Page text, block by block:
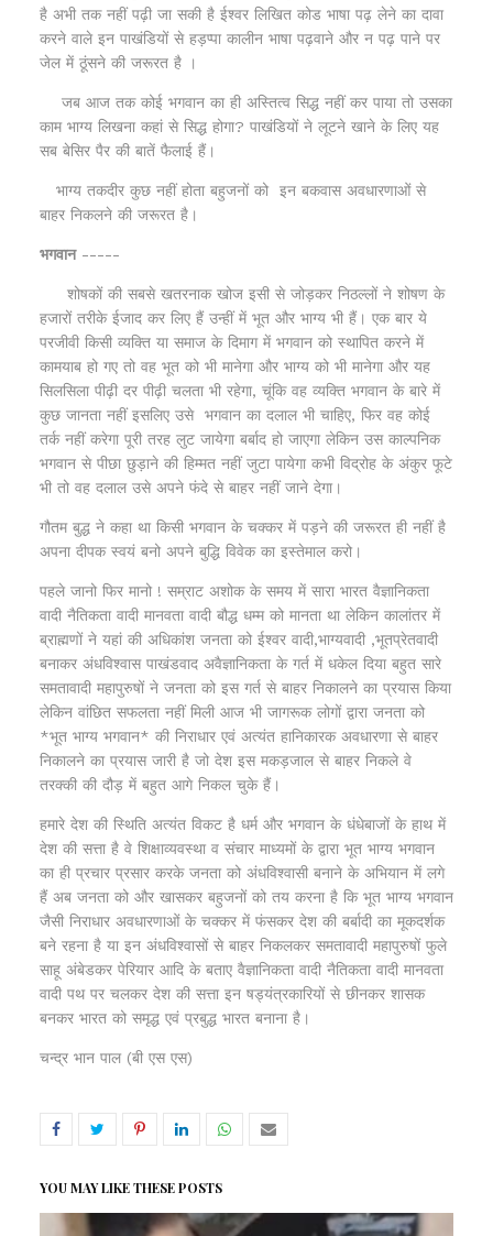
है अभी तक नहीं पढ़ी जा सकी है ईश्वर लिखित कोड भाषा पढ़ लेने का दावा
करने वाले इन पाखंडियों से हड़प्पा कालीन भाषा पढ़वाने और न पढ़ पाने पर
जेल में ठूंसने की जरूरत है ।
जब आज तक कोई भगवान का ही अस्तित्व सिद्ध नहीं कर पाया तो उसका
काम भाग्य लिखना कहां से सिद्ध होगा? पाखंडियों ने लूटने खाने के लिए यह
सब बेसिर पैर की बातें फैलाई हैं।
भाग्य तकदीर कुछ नहीं होता बहुजनों को इन बकवास अवधारणाओं से
बाहर निकलने की जरूरत है।
भगवान-----
शोषकों की सबसे खतरनाक खोज इसी से जोड़कर निठल्लों ने शोषण के
हजारों तरीके ईजाद कर लिए हैं उन्हीं में भूत और भाग्य भी हैं। एक बार ये
परजीवी किसी व्यक्ति या समाज के दिमाग में भगवान को स्थापित करने में
कामयाब हो गए तो वह भूत को भी मानेगा और भाग्य को भी मानेगा और यह
सिलसिला पीढ़ी दर पीढ़ी चलता भी रहेगा, चूंकि वह व्यक्ति भगवान के बारे में
कुछ जानता नहीं इसलिए उसे भगवान का दलाल भी चाहिए, फिर वह कोई
तर्क नहीं करेगा पूरी तरह लुट जायेगा बर्बाद हो जाएगा लेकिन उस काल्पनिक
भगवान से पीछा छुड़ाने की हिम्मत नहीं जुटा पायेगा कभी विद्रोह के अंकुर फूटे
भी तो वह दलाल उसे अपने फंदे से बाहर नहीं जाने देगा।
गौतम बुद्ध ने कहा था किसी भगवान के चक्कर में पड़ने की जरूरत ही नहीं है
अपना दीपक स्वयं बनो अपने बुद्धि विवेक का इस्तेमाल करो।
पहले जानो फिर मानो ! सम्राट अशोक के समय में सारा भारत वैज्ञानिकता
वादी नैतिकता वादी मानवता वादी बौद्ध धम्म को मानता था लेकिन कालांतर में
ब्राह्मणों ने यहां की अधिकांश जनता को ईश्वर वादी,भाग्यवादी ,भूतप्रेतवादी
बनाकर अंधविश्वास पाखंडवाद अवैज्ञानिकता के गर्त में धकेल दिया बहुत सारे
समतावादी महापुरुषों ने जनता को इस गर्त से बाहर निकालने का प्रयास किया
लेकिन वांछित सफलता नहीं मिली आज भी जागरूक लोगों द्वारा जनता को
*भूत भाग्य भगवान* की निराधार एवं अत्यंत हानिकारक अवधारणा से बाहर
निकालने का प्रयास जारी है जो देश इस मकड़जाल से बाहर निकले वे
तरक्की की दौड़ में बहुत आगे निकल चुके हैं।
हमारे देश की स्थिति अत्यंत विकट है धर्म और भगवान के धंधेबाजों के हाथ में
देश की सत्ता है वे शिक्षाव्यवस्था व संचार माध्यमों के द्वारा भूत भाग्य भगवान
का ही प्रचार प्रसार करके जनता को अंधविश्वासी बनाने के अभियान में लगे
हैं अब जनता को और खासकर बहुजनों को तय करना है कि भूत भाग्य भगवान
जैसी निराधार अवधारणाओं के चक्कर में फंसकर देश की बर्बादी का मूकदर्शक
बने रहना है या इन अंधविश्वासों से बाहर निकलकर समतावादी महापुरुषों फुले
साहू अंबेडकर पेरियार आदि के बताए वैज्ञानिकता वादी नैतिकता वादी मानवता
वादी पथ पर चलकर देश की सत्ता इन षड्यंत्रकारियों से छीनकर शासक
बनकर भारत को समृद्ध एवं प्रबुद्ध भारत बनाना है।
चन्द्र भान पाल (बी एस एस)
YOU MAY LIKE THESE POSTS